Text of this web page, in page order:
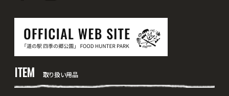
ITEM 取り扱い用品